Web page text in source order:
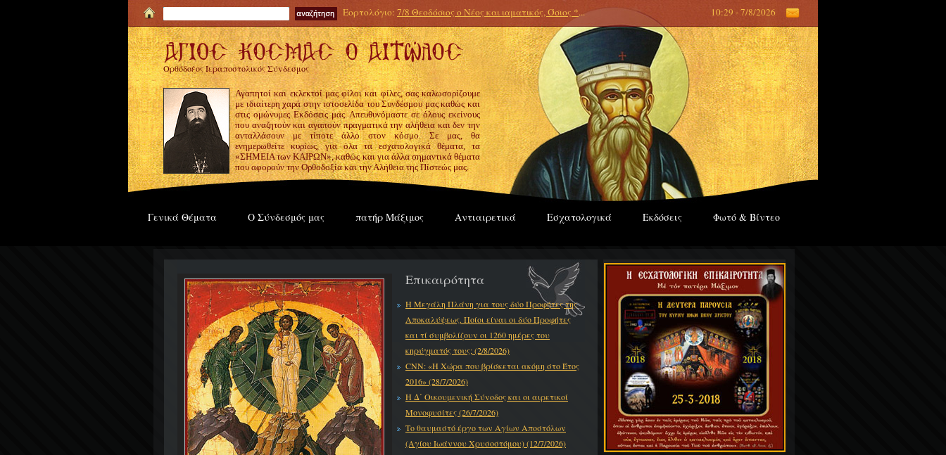
Εορτολόγιο: 7/8 Θεοδόσιος ο Νέος και ιαματικός, Όσιος *... 10:29 - 7/8/2026
Ορθόδοξος Ιεραποστολικός Σύνδεσμος
Αγαπητοί και εκλεκτοί μας φίλοι και φίλες, σας καλωσορίζουμε
με ιδιαίτερη χαρά στην ιστοσελίδα του Συνδέσμου μας καθώς και
στις ομώνυμες Εκδόσεις μας. Απευθυνόμαστε σε όλους εκείνους
που αναζητούν και αγαπούν πραγματικά την αλήθεια και δεν την
ανταλλάσουν με τίποτε άλλο στον κόσμο. Σε μας, θα
ενημερωθείτε κυρίως, για όλα τα εσχατολογικά θέματα, τα
«ΣΗΜΕΙΑ των ΚΑΙΡΩΝ», καθώς και για άλλα σημαντικά θέματα
που αφορούν την Ορθοδοξία και την Αλήθεια της Πίστεώς μας.
Γενικά Θέματα Ο Σύνδεσμός μας πατήρ Μάξιμος Αντιαιρετικά Εσχατολογικά Εκδόσεις Φωτό & Βίντεο
Επικαιρότητα
Η Μεγάλη Πλάνη για τους δύο Προφήτες της
Αποκαλύψεως. Ποίοι είναι οι δύο Προφήτες
και τί συμβολίζουν οι 1260 ημέρες του
κηρύγματός τους; (2/8/2026)
CNN: «Η Χώρα που βρίσκεται ακόμη στο Έτος
2016» (28/7/2026)
Η Δ΄ Οικουμενική Σύνοδος και οι αιρετικοί
Μονοφυσίτες (26/7/2026)
Το θαυμαστό έργο των Αγίων Αποστόλων
(Αγίου Ιωάννου Χρυσοστόμου) (12/7/2026)